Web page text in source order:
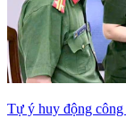
Tự ý huy động